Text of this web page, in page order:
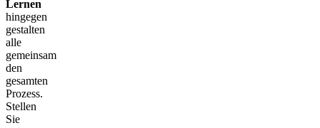
Lernen
hingegen
gestalten
alle
gemeinsam
den
gesamten
Prozess.
Stellen
Sie